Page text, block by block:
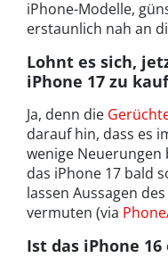
iPhone-Modelle,
erstaunlich nah an
Lohnt es sich,
iPhone 17 zu
Ja, denn die
darauf hin, dass es
wenige
das iPhone 17 bald
lassen Aussagen
vermuten (via
Ist das iPhone 16